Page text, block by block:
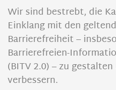
Wir sind bestrebt, die
Einklang mit den
Barrierefreiheit –
Barrierefreien-
(BITV 2.0) – zu
verbessern.